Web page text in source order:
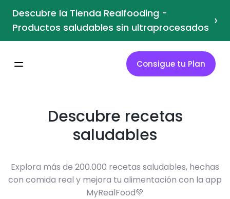
Descubre la Tienda Realfooding -
Productos saludables sin ultraprocesados ›
Consigue tu Plan
Descubre recetas
saludables
Explora más de 200.000 recetas saludables, hechas
con comida real y mejora tu alimentación con la app
MyRealFood💚